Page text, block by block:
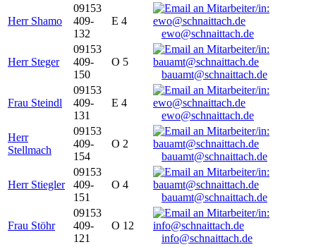
Herr Shamo
09153
409-
132
E 4
ewo@schnaittach.de
Herr Steger
09153
409-
150
O 5
bauamt@schnaittach.de
Frau Steindl
09153
409-
131
E 4
ewo@schnaittach.de
Herr
Stellmach
09153
409-
154
O 2
bauamt@schnaittach.de
Herr Stiegler
09153
409-
151
O 4
bauamt@schnaittach.de
Frau Stöhr
09153
409-
121
O 12
info@schnaittach.de